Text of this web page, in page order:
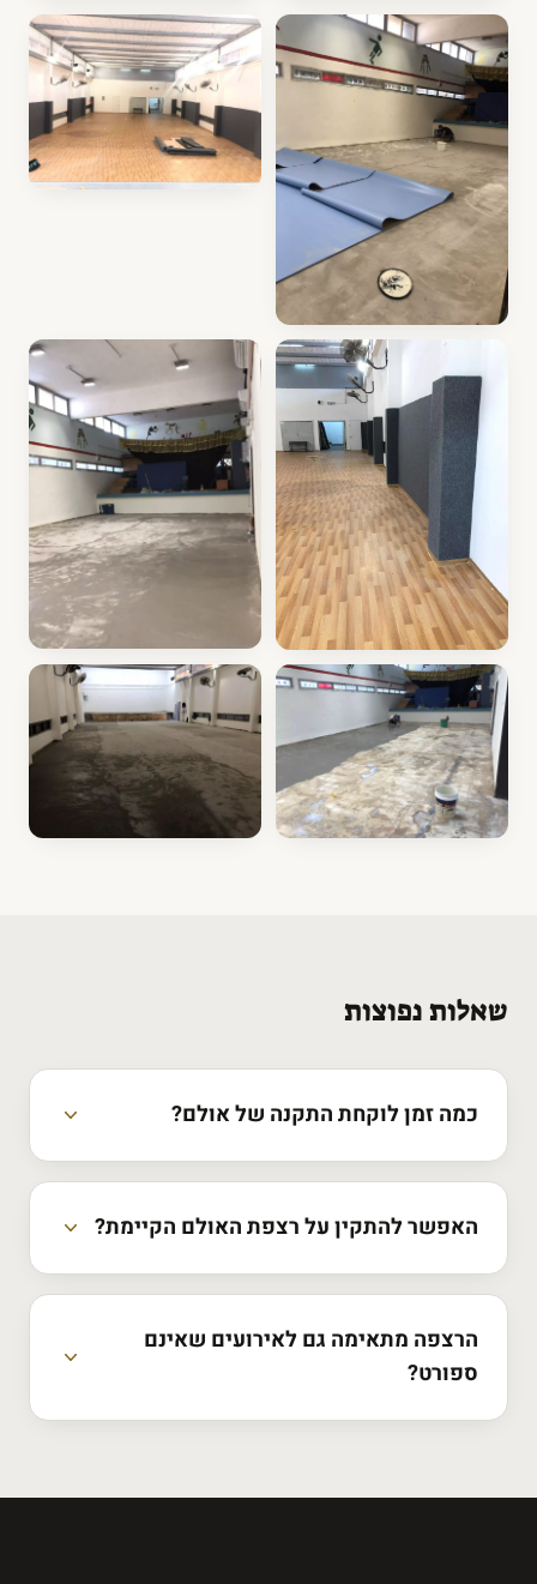
שאלות נפוצות
כמה זמן לוקחת התקנה של אולם?
האפשר להתקין על רצפת האולם הקיימת?
הרצפה מתאימה גם לאירועים שאינם
ספורט?